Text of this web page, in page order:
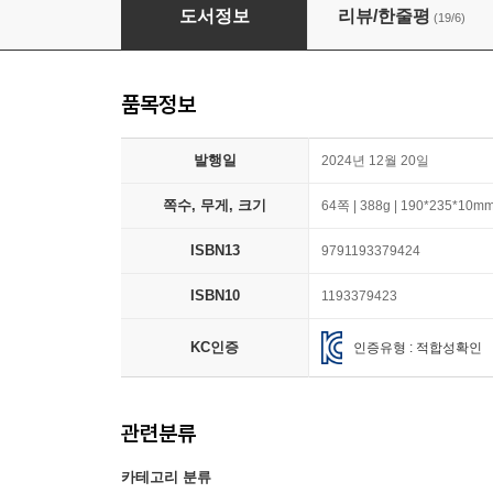
친구에게 들려주는 씩씩한 말
도서정보 리뷰/한줄평 (19/6)
품목정보
발행일 2024년 12월 20일
쪽수, 무게, 크기 64쪽 | 388g |
ISBN13 9791193379424
ISBN10 1193379423
KC인증 인증유형 : 적합성확인
관련분류
카테고리 분류